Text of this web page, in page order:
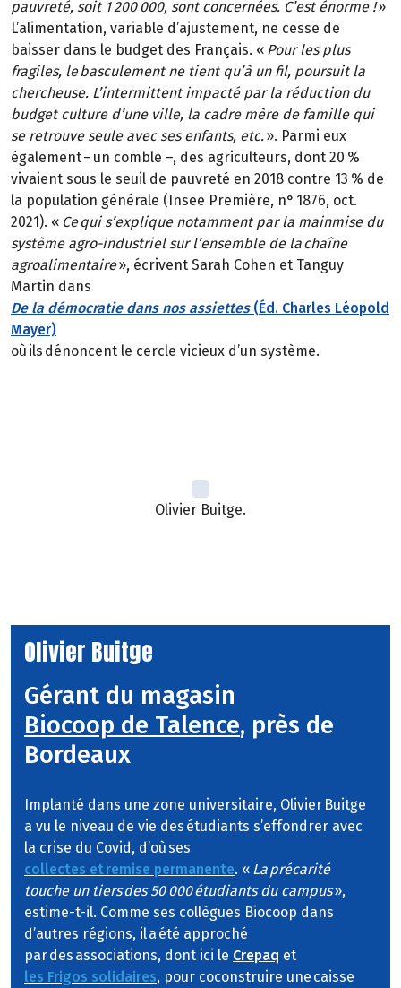
pauvreté, soit 1 200 000, sont concernées. C’est énorme !»
L’alimentation, variable d’ajustement, ne cesse de
baisser dans le budget des Français. « Pour les plus
fragiles, le basculement ne tient qu’à un fil, poursuit la
chercheuse. L’intermittent impacté par la réduction du
budget culture d’une ville, la cadre mère de famille qui
se retrouve seule avec ses enfants, etc.». Parmi eux
également – un comble –, des agriculteurs, dont 20 %
vivaient sous le seuil de pauvreté en 2018 contre 13 % de
la population générale (Insee Première, n° 1876, oct.
2021). « Ce qui s’explique notamment par la mainmise du
système agro-industriel sur l’ensemble de la chaîne
agroalimentaire», écrivent Sarah Cohen et Tanguy
Martin dans
De la démocratie dans nos assiettes(Éd. Charles Léopold
Mayer)
où ils dénoncent le cercle vicieux d’un système.
Olivier Buitge.
Olivier Buitge
Gérant du magasin
Biocoop de Talence, près de
Bordeaux
Implanté dans une zone universitaire, Olivier Buitge
a vu le niveau de vie des étudiants s’effondrer avec
la crise du Covid, d’où ses
collectes et remise permanente. « La précarité
touche un tiers des 50 000 étudiants du campus»,
estime-t-il. Comme ses collègues Biocoop dans
d’autres régions, il a été approché
par des associations, dont ici le Crepaq et
les Frigos solidaires, pour coconstruire une caisse